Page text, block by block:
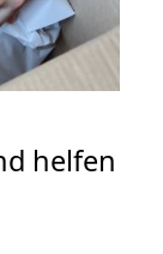
helfen